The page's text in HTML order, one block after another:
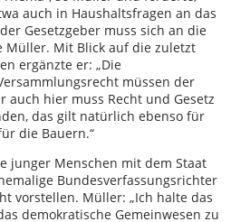
auch in Haushaltsfragen an das
Gesetzgeber muss sich an die
Müller. Mit Blick auf die zuletzt
ergänzte er: „Die
müssen der
auch hier muss Recht und Gesetz
das gilt natürlich ebenso für
die Bauern.“
junger Menschen mit dem Staat
Bundesverfassungsrichter
vorstellen. Müller: „Ich halte das
demokratische Gemeinwesen zu